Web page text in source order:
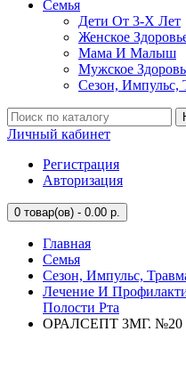
Семья
Дети От 3-Х Лет
Женское
Мама И Малыш
Мужское
Сезон, Импульс,
Личный кабинет
Регистрация
Авторизация
0 товар(ов) - 0.00 р.
Главная
Семья
Сезон, Импульс,
Лечение И
Полости Рта
ОРАЛСЕПТ 3МГ.